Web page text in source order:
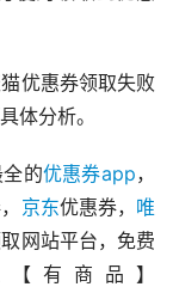
优惠券领取失败
体分析。
的优惠券app，
京东优惠券， 唯
网站平台，免费
有商品】